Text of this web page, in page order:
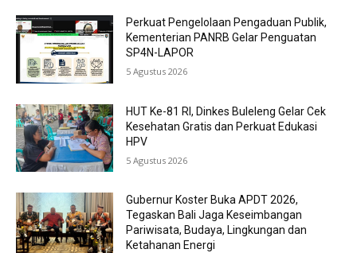
Perkuat Pengelolaan Pengaduan Publik,
Kementerian PANRB Gelar Penguatan
SP4N-LAPOR
5 Agustus 2026
HUT Ke-81 RI, Dinkes Buleleng Gelar Cek
Kesehatan Gratis dan Perkuat Edukasi
HPV
5 Agustus 2026
Gubernur Koster Buka APDT 2026,
Tegaskan Bali Jaga Keseimbangan
Pariwisata, Budaya, Lingkungan dan
Ketahanan Energi